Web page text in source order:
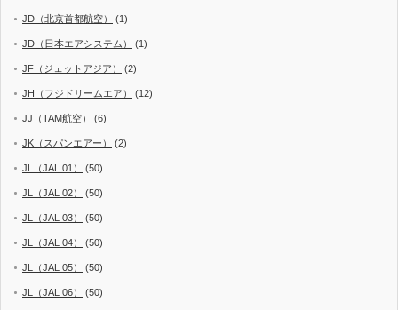
JD（北京首都航空） (1)
JD（日本エアシステム） (1)
JF（ジェットアジア） (2)
JH（フジドリームエア） (12)
JJ（TAM航空） (6)
JK（スパンエアー） (2)
JL（JAL 01） (50)
JL（JAL 02） (50)
JL（JAL 03） (50)
JL（JAL 04） (50)
JL（JAL 05） (50)
JL（JAL 06） (50)